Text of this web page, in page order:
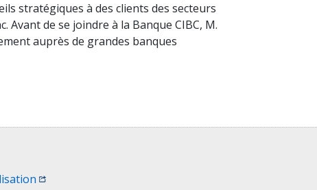
stratégiques à des clients des secteurs
de se joindre à la Banque CIBC, M.
auprès de grandes banques
fenêtre)(Ouvrir une nouvelle fenêtre)